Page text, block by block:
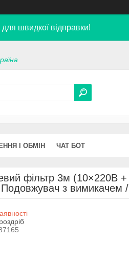
швидкої відправки!
І ОБМІН ЧАТ БОТ
фільтр 3м (10×220В
з вимикачем